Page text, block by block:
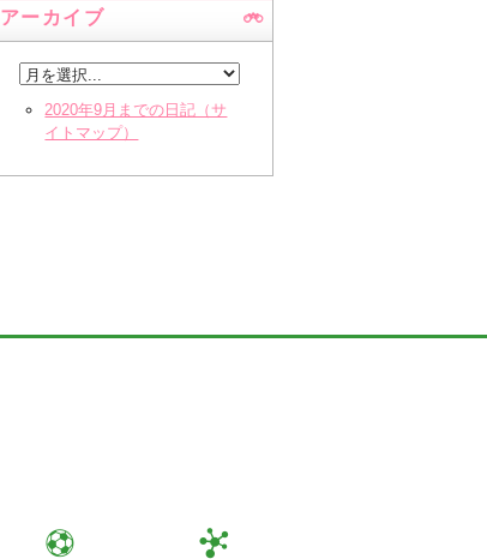
アーカイブ
2020年9月までの日記（サ
イトマップ）